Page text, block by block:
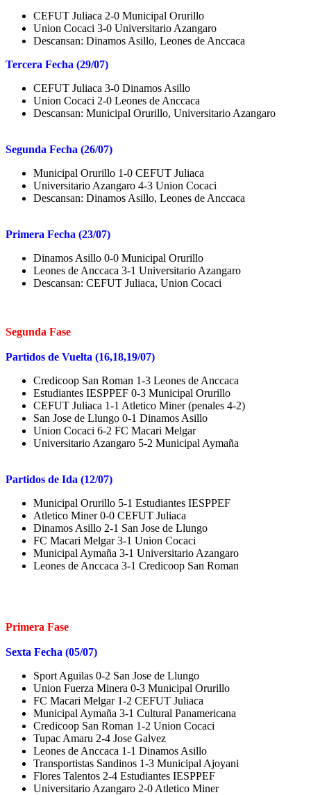
CEFUT Juliaca 2-0 Municipal Orurillo
Union Cocaci 3-0 Universitario Azangaro
Descansan: Dinamos Asillo, Leones de Anccaca
Tercera Fecha (29/07)
CEFUT Juliaca 3-0 Dinamos Asillo
Union Cocaci 2-0 Leones de Anccaca
Descansan: Municipal Orurillo, Universitario Azangaro
Segunda Fecha (26/07)
Municipal Orurillo 1-0 CEFUT Juliaca
Universitario Azangaro 4-3 Union Cocaci
Descansan: Dinamos Asillo, Leones de Anccaca
Primera Fecha (23/07)
Dinamos Asillo 0-0 Municipal Orurillo
Leones de Anccaca 3-1 Universitario Azangaro
Descansan: CEFUT Juliaca, Union Cocaci
Segunda Fase
Partidos de Vuelta (16,18,19/07)
Credicoop San Roman 1-3 Leones de Anccaca
Estudiantes IESPPEF 0-3 Municipal Orurillo
CEFUT Juliaca 1-1 Atletico Miner (penales 4-2)
San Jose de Llungo 0-1 Dinamos Asillo
Union Cocaci 6-2 FC Macari Melgar
Universitario Azangaro 5-2 Municipal Aymaña
Partidos de Ida (12/07)
Municipal Orurillo 5-1 Estudiantes IESPPEF
Atletico Miner 0-0 CEFUT Juliaca
Dinamos Asillo 2-1 San Jose de Llungo
FC Macari Melgar 3-1 Union Cocaci
Municipal Aymaña 3-1 Universitario Azangaro
Leones de Anccaca 3-1 Credicoop San Roman
Primera Fase
Sexta Fecha (05/07)
Sport Aguilas 0-2 San Jose de Llungo
Union Fuerza Minera 0-3 Municipal Orurillo
FC Macari Melgar 1-2 CEFUT Juliaca
Municipal Aymaña 3-1 Cultural Panamericana
Credicoop San Roman 1-2 Union Cocaci
Tupac Amaru 2-4 Jose Galvez
Leones de Anccaca 1-1 Dinamos Asillo
Transportistas Sandinos 1-3 Municipal Ajoyani
Flores Talentos 2-4 Estudiantes IESPPEF
Universitario Azangaro 2-0 Atletico Miner